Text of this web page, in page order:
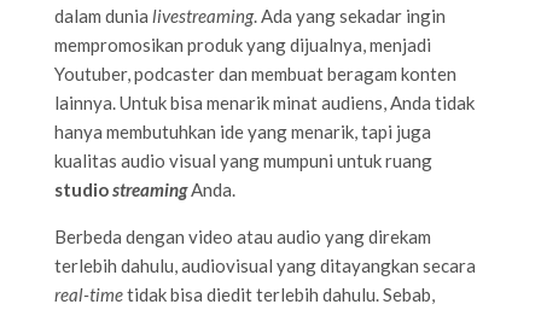
dalam dunia livestreaming. Ada yang sekadar ingin
mempromosikan produk yang dijualnya, menjadi
Youtuber, podcaster dan membuat beragam konten
lainnya. Untuk bisa menarik minat audiens, Anda tidak
hanya membutuhkan ide yang menarik, tapi juga
kualitas audio visual yang mumpuni untuk ruang
studiostreamingAnda.
Berbeda dengan video atau audio yang direkam
terlebih dahulu, audiovisual yang ditayangkan secara
real-timetidak bisa diedit terlebih dahulu. Sebab,